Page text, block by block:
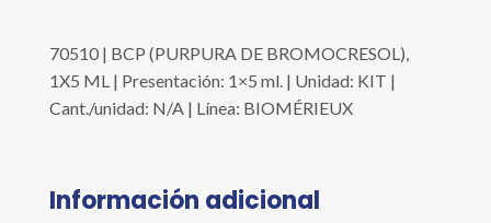
70510 | BCP (PURPURA DE BROMOCRESOL),
1X5 ML | Presentación: 1×5 ml. | Unidad: KIT |
Cant./unidad: N/A | Línea: BIOMÉRIEUX
Información adicional